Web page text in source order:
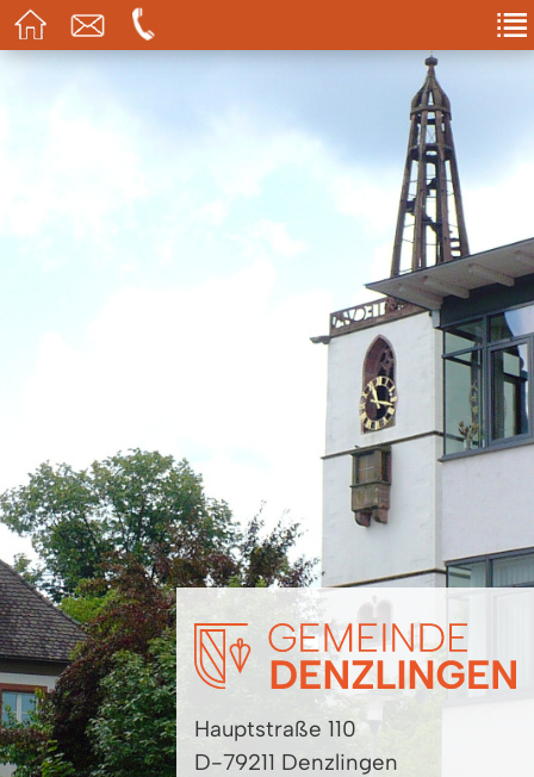
Hauptstraße 110
D-79211 Denzlingen